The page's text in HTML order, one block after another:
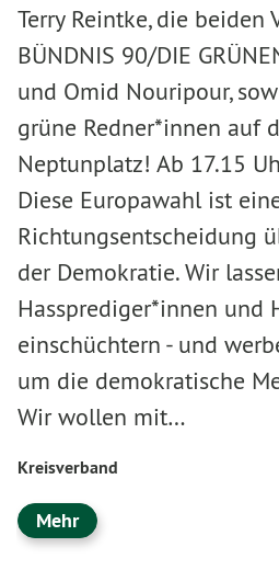
Terry Reintke, die beiden
BÜNDNIS 90/DIE
und Omid Nouripour,
grüne Redner*innen auf
Neptunplatz! Ab 17.15
Diese Europawahl ist
Richtungsentscheidung
der Demokratie. Wir
Hassprediger*innen und
einschüchtern - und
um die demokratische
Wir wollen mit…
Kreisverband
Mehr